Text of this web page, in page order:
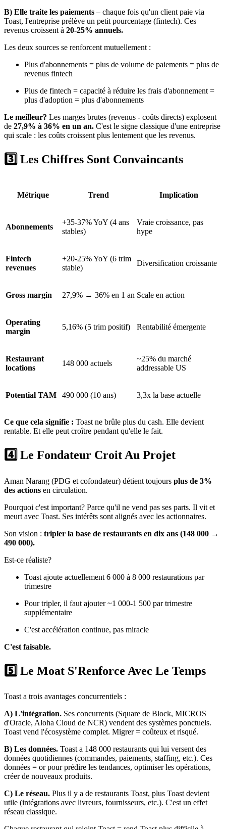
B) Elle traite les paiements – chaque fois qu'un client paie via
Toast, l'entreprise prélève un petit pourcentage (fintech). Ces
revenus croissent à 20-25% annuels.
Les deux sources se renforcent mutuellement :
Plus d'abonnements = plus de volume de paiements = plus de
revenus fintech
Plus de fintech = capacité à réduire les frais d'abonnement =
plus d'adoption = plus d'abonnements
Le meilleur? Les marges brutes (revenus - coûts directs) explosent
de 27,9% à 36% en un an. C'est le signe classique d'une entreprise
qui scale : les coûts croissent plus lentement que les revenus.
3️⃣ Les Chiffres Sont Convaincants
Métrique Trend Implication
Abonnements
+35-37% YoY (4 ans
stables)
Vraie croissance, pas
hype
Fintech
revenues
+20-25% YoY (6 trim
stable)
Diversification croissante
Gross margin 27,9% → 36% en 1 an Scale en action
Operating
margin
5,16% (5 trim positif) Rentabilité émergente
Restaurant
locations
148 000 actuels
~25% du marché
addressable US
Potential TAM 490 000 (10 ans) 3,3x la base actuelle
Ce que cela signifie : Toast ne brûle plus du cash. Elle devient
rentable. Et elle peut croître pendant qu'elle le fait.
4️⃣ Le Fondateur Croit Au Projet
Aman Narang (PDG et cofondateur) détient toujours plus de 3%
des actions en circulation.
Pourquoi c'est important? Parce qu'il ne vend pas ses parts. Il vit et
meurt avec Toast. Ses intérêts sont alignés avec les actionnaires.
Son vision : tripler la base de restaurants en dix ans (148 000 →
490 000).
Est-ce réaliste?
Toast ajoute actuellement 6 000 à 8 000 restaurations par
trimestre
Pour tripler, il faut ajouter ~1 000-1 500 par trimestre
supplémentaire
C'est accélération continue, pas miracle
C'est faisable.
5️⃣ Le Moat S'Renforce Avec Le Temps
Toast a trois avantages concurrentiels :
A) L'intégration. Ses concurrents (Square de Block, MICROS
d'Oracle, Aloha Cloud de NCR) vendent des systèmes ponctuels.
Toast vend l'écosystème complet. Migrer = coûteux et risqué.
B) Les données. Toast a 148 000 restaurants qui lui versent des
données quotidiennes (commandes, paiements, staffing, etc.). Ces
données = or pour prédire les tendances, optimiser les opérations,
créer de nouveaux produits.
C) Le réseau. Plus il y a de restaurants Toast, plus Toast devient
utile (intégrations avec livreurs, fournisseurs, etc.). C'est un effet
réseau classique.